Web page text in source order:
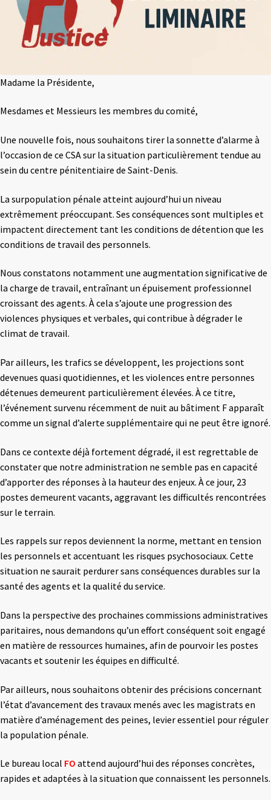
Madame la Présidente,
Mesdames et Messieurs les membres du comité,
Une nouvelle fois, nous souhaitons tirer la sonnette d’alarme à
l’occasion de ce CSA sur la situation particulièrement tendue au
sein du centre pénitentiaire de Saint-Denis.
La surpopulation pénale atteint aujourd’hui un niveau
extrêmement préoccupant. Ses conséquences sont multiples et
impactent directement tant les conditions de détention que les
conditions de travail des personnels.
Nous constatons notamment une augmentation significative de
la charge de travail, entraînant un épuisement professionnel
croissant des agents. À cela s’ajoute une progression des
violences physiques et verbales, qui contribue à dégrader le
climat de travail.
Par ailleurs, les trafics se développent, les projections sont
devenues quasi quotidiennes, et les violences entre personnes
détenues demeurent particulièrement élevées. À ce titre,
l’événement survenu récemment de nuit au bâtiment F apparaît
comme un signal d’alerte supplémentaire qui ne peut être ignoré.
Dans ce contexte déjà fortement dégradé, il est regrettable de
constater que notre administration ne semble pas en capacité
d’apporter des réponses à la hauteur des enjeux. À ce jour, 23
postes demeurent vacants, aggravant les difficultés rencontrées
sur le terrain.
Les rappels sur repos deviennent la norme, mettant en tension
les personnels et accentuant les risques psychosociaux. Cette
situation ne saurait perdurer sans conséquences durables sur la
santé des agents et la qualité du service.
Dans la perspective des prochaines commissions administratives
paritaires, nous demandons qu’un effort conséquent soit engagé
en matière de ressources humaines, afin de pourvoir les postes
vacants et soutenir les équipes en difficulté.
Par ailleurs, nous souhaitons obtenir des précisions concernant
l’état d’avancement des travaux menés avec les magistrats en
matière d’aménagement des peines, levier essentiel pour réguler
la population pénale.
Le bureau local FO attend aujourd’hui des réponses concrètes,
rapides et adaptées à la situation que connaissent les personnels.